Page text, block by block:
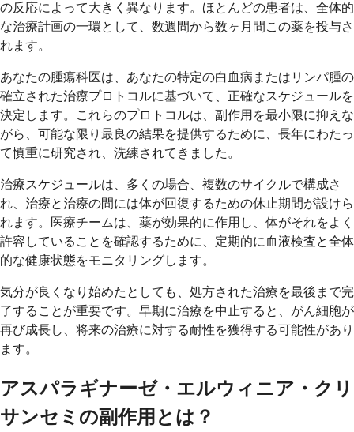
の反応によって大きく異なります。ほとんどの患者は、全体的
な治療計画の一環として、数週間から数ヶ月間この薬を投与さ
れます。
あなたの腫瘍科医は、あなたの特定の白血病またはリンパ腫の
確立された治療プロトコルに基づいて、正確なスケジュールを
決定します。これらのプロトコルは、副作用を最小限に抑えな
がら、可能な限り最良の結果を提供するために、長年にわたっ
て慎重に研究され、洗練されてきました。
治療スケジュールは、多くの場合、複数のサイクルで構成さ
れ、治療と治療の間には体が回復するための休止期間が設けら
れます。医療チームは、薬が効果的に作用し、体がそれをよく
許容していることを確認するために、定期的に血液検査と全体
的な健康状態をモニタリングします。
気分が良くなり始めたとしても、処方された治療を最後まで完
了することが重要です。早期に治療を中止すると、がん細胞が
再び成長し、将来の治療に対する耐性を獲得する可能性があり
ます。
アスパラギナーゼ・エルウィニア・クリ
サンセミの副作用とは？